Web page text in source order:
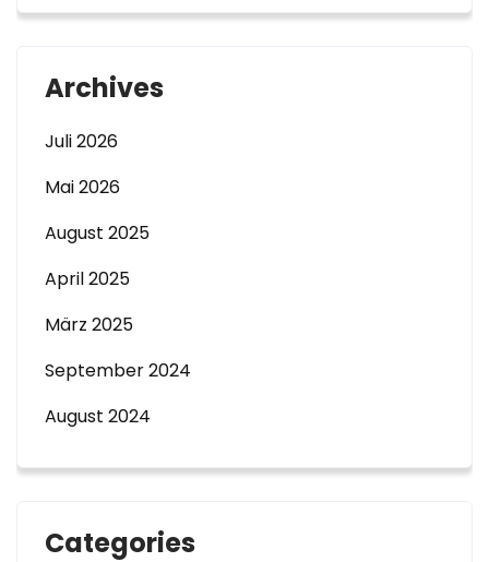
Archives
Juli 2026
Mai 2026
August 2025
April 2025
März 2025
September 2024
August 2024
Categories